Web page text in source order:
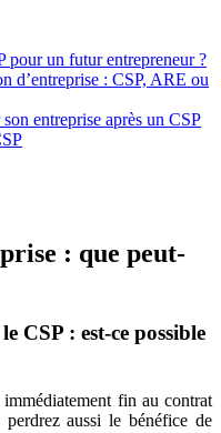
pour un futur entrepreneur ?
d’entreprise : CSP, ARE ou
entreprise après un CSP
: que peut-
CSP : est-ce possible
fin au contrat
aussi le bénéfice de